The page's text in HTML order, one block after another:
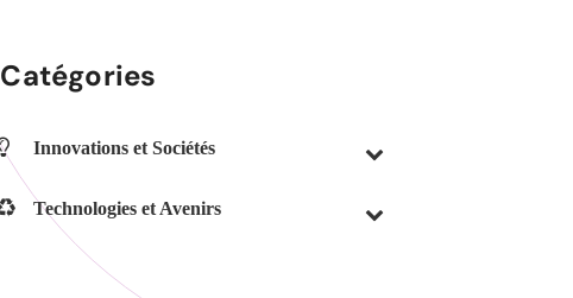
Catégories
Innovations et Sociétés
Technologies et Avenirs